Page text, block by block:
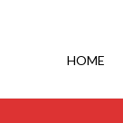
HOME